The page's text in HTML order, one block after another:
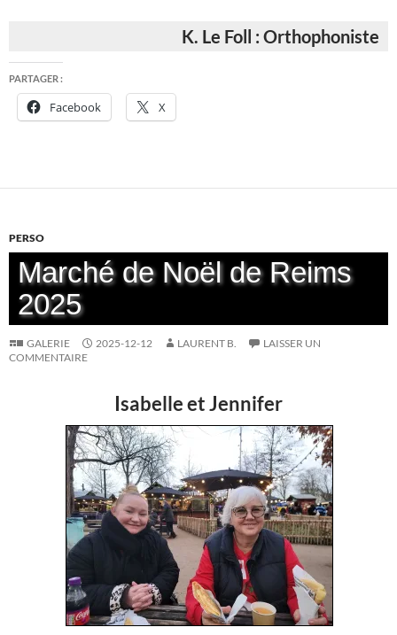
K. Le Foll : Orthophoniste
PARTAGER :
Facebook X
PERSO
Marché de Noël de Reims
2025
GALERIE 2025-12-12 LAURENT B.
LAISSER UN
COMMENTAIRE
Isabelle et Jennifer